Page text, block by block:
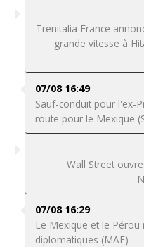
Trenitalia France
grande vitesse à
07/08 16:49
Sauf-conduit pour l'ex-
route pour le Mexique
Wall Street
07/08 16:29
Le Mexique et le
diplomatiques (MAE)